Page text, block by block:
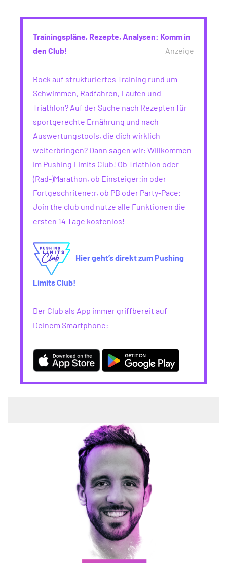
Trainingspläne, Rezepte, Analysen: Komm in
den Club!
Anzeige
Bock auf strukturiertes Training rund um
Schwimmen, Radfahren, Laufen und
Triathlon? Auf der Suche nach Rezepten für
sportgerechte Ernährung und nach
Auswertungstools, die dich wirklich
weiterbringen? Dann sagen wir: Willkommen
im Pushing Limits Club! Ob Triathlon oder
(Rad-)Marathon, ob Einsteiger:in oder
Fortgeschritene:r, ob PB oder Party-Pace:
Join the club und nutze alle Funktionen die
ersten 14 Tage kostenlos!
Hier geht’s direkt zum Pushing
Limits Club!
Der Club als App immer griffbereit auf
Deinem Smartphone: